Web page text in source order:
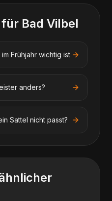
für Bad Vilbel
Frühjahr wichtig ist
anders?
Sattel nicht passt?